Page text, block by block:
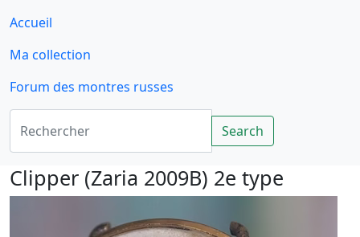
Accueil
Ma collection
Forum des montres russes
Rechercher
Search
Clipper (Zaria 2009B) 2e type